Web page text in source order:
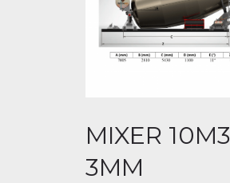
MIXER 10M3
3MM